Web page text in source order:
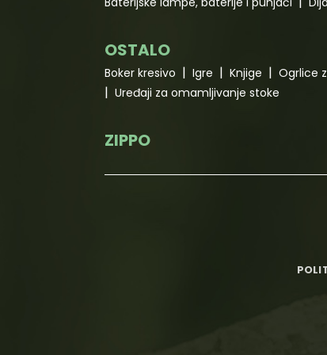
OSTALO
Boker kresivo Igre Knjige Ogrlice
Uređaji za omamljivanje stoke
ZIPPO